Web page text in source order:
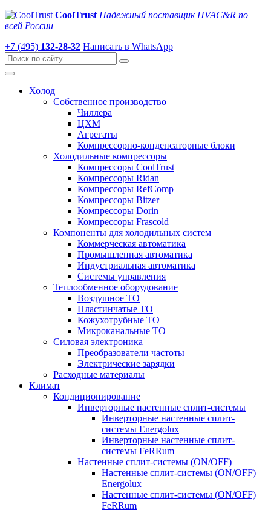
CoolTrust Надежный поставщик HVAC&R по
всей России
+7 (495) 132-28-32 Написать в WhatsApp
Холод
Собственное производство
Чиллера
ЦХМ
Агрегаты
Компрессорно-конденсаторные блоки
Холодильные компрессоры
Компрессоры CoolTrust
Компрессоры Ridan
Компрессоры RefComp
Компрессоры Bitzer
Компрессоры Dorin
Компрессоры Frascold
Компоненты для холодильных систем
Коммерческая автоматика
Промышленная автоматика
Индустриальная автоматика
Системы управления
Теплообменное оборудование
Воздушное ТО
Пластинчатые ТО
Кожухотрубные ТО
Микроканальные ТО
Силовая электроника
Преобразователи частоты
Электрические зарядки
Расходные материалы
Климат
Кондиционирование
Инверторные настенные сплит-системы
Инверторные настенные сплит-
системы Energolux
Инверторные настенные сплит-
системы FeRRum
Настенные сплит-системы (ON/OFF)
Настенные сплит-системы (ON/OFF)
Energolux
Настенные сплит-системы (ON/OFF)
FeRRum